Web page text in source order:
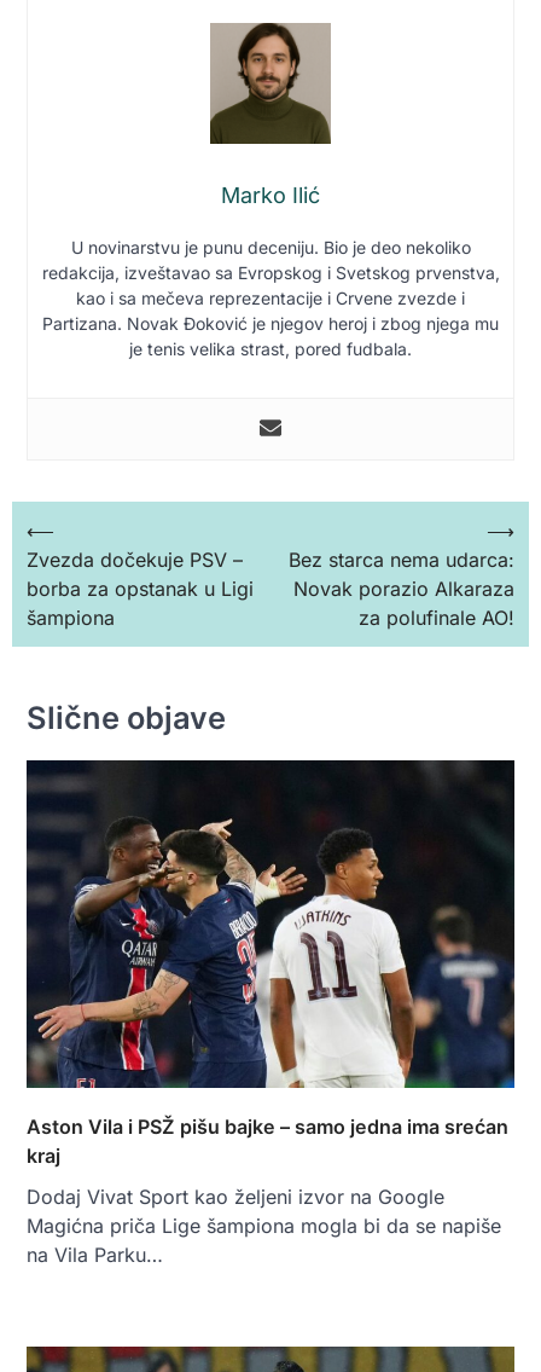
Marko Ilić
U novinarstvu je punu deceniju. Bio je deo nekoliko
redakcija, izveštavao sa Evropskog i Svetskog prvenstva,
kao i sa mečeva reprezentacije i Crvene zvezde i
Partizana. Novak Đoković je njegov heroj i zbog njega mu
je tenis velika strast, pored fudbala.
Кретање
чланка
⟵
Zvezda dočekuje PSV –
borba za opstanak u Ligi
šampiona
Bez starca nema udarca:
Novak porazio Alkaraza
za polufinale AO!
⟶
Slične objave
Aston Vila i PSŽ pišu bajke – samo jedna ima srećan
kraj
Dodaj Vivat Sport kao željeni izvor na Google
Magićna priča Lige šampiona mogla bi da se napiše
na Vila Parku…